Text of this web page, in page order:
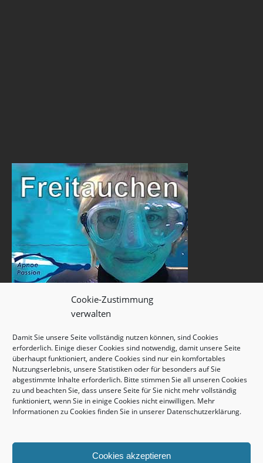
Cookie-Zustimmung
verwalten
Damit Sie unsere Seite vollständig nutzen können, sind Cookies
erforderlich. Einige dieser Cookies sind notwendig, damit unsere Seite
überhaupt funktioniert, andere Cookies sind nur ein komfortables
Nutzungserlebnis, unsere Statistiken oder für besonders auf Sie
abgestimmte Inhalte erforderlich. Bitte stimmen Sie all unseren Cookies
zu und beachten Sie, dass unsere Seite für Sie nicht mehr vollständig
funktioniert, wenn Sie in einige Cookies nicht einwilligen. Mehr
Informationen zu Cookies finden Sie in unserer Datenschutzerklärung.
Cookies akzeptieren